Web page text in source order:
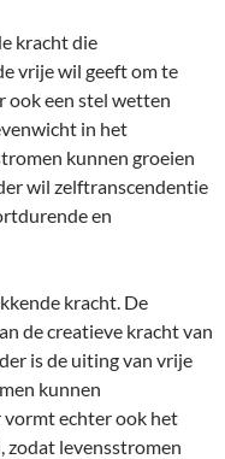
kracht die
vrije wil geeft om te
ook een stel wetten
in het
kunnen groeien
wil zelftranscendentie
en
kracht. De
de creatieve kracht van
is de uiting van vrije
kunnen
vormt echter ook het
zodat levensstromen